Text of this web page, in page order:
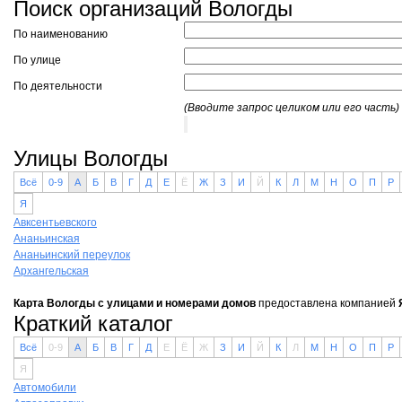
Поиск организаций Вологды
По наименованию
По улице
По деятельности
(Вводите запрос целиком или его часть)
Улицы Вологды
Всё 0-9 А Б В Г Д Е Ё Ж З И Й К Л М Н О П Р
Я
Авксентьевского
Ананьинская
Ананьинский переулок
Архангельская
Карта Вологды с улицами и номерами домов предоставлена компанией
Краткий каталог
Всё 0-9 А Б В Г Д Е Ё Ж З И Й К Л М Н О П Р
Я
Автомобили